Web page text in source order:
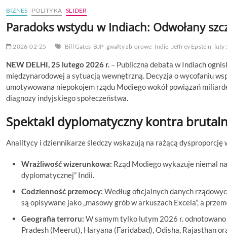
BIZNES POLITYKA SLIDER
Paradoks wstydu w Indiach: Odwołany
2026-02-25 Bill Gates BJP gwałty zbiorowe Indie Jeffrey Epstein luty
NEW DELHI, 25 lutego 2026 r. – Publiczna debata w Indiach
międzynarodowej a sytuacją wewnętrzną. Decyzja o wycofaniu
umotywowana niepokojem rządu Modiego wokół powiązań
diagnozy indyjskiego społeczeństwa.
Spektakl dyplomatyczny kontra
Analitycy i dziennikarze śledczy wskazują na rażącą dysproporcję
Wrażliwość wizerunkowa: Rząd Modiego wykazuje niemal
dyplomatycznej” Indii.
Codzienność przemocy: Według oficjalnych danych
są opisywane jako „masowy grób w arkuszach Excela”, a
Geografia terroru: W samym tylko lutym 2026 r.
Pradesh (Meerut), Haryana (Faridabad), Odisha, Rajasthan